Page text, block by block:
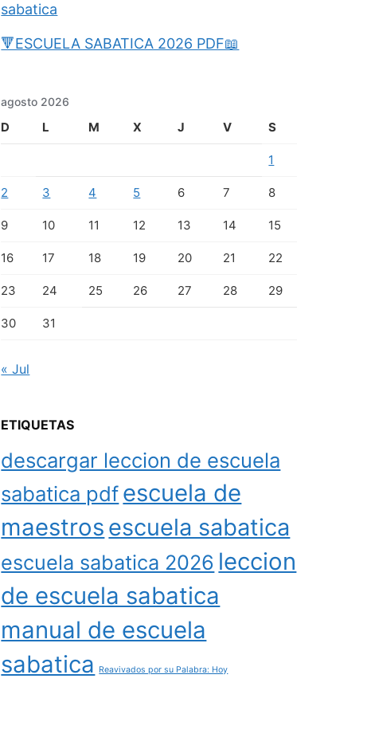
sabatica
🔻ESCUELA SABATICA 2026 PDF📖
agosto 2026
D L M X J V S
1
2 3 4 5 6 7 8
9 10 11 12 13 14 15
16 17 18 19 20 21 22
23 24 25 26 27 28 29
30 31
« Jul
ETIQUETAS
descargar leccion de escuela
sabatica pdfescuela de
maestros escuela sabatica
escuela sabatica 2026 leccion
de escuela sabatica
manual de escuela
sabatica
Reavivados por su Palabra: Hoy